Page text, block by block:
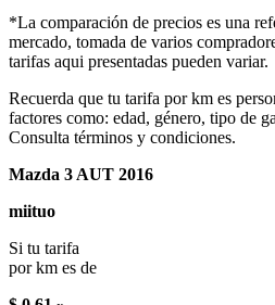
*La comparación de precios es una
mercado, tomada de varios
tarifas aqui presentadas pueden variar.
Recuerda que tu tarifa por km es
factores como: edad, género, tipo de
Consulta términos y condiciones.
Mazda 3 AUT 2016
miituo
Si tu tarifa
por km es de